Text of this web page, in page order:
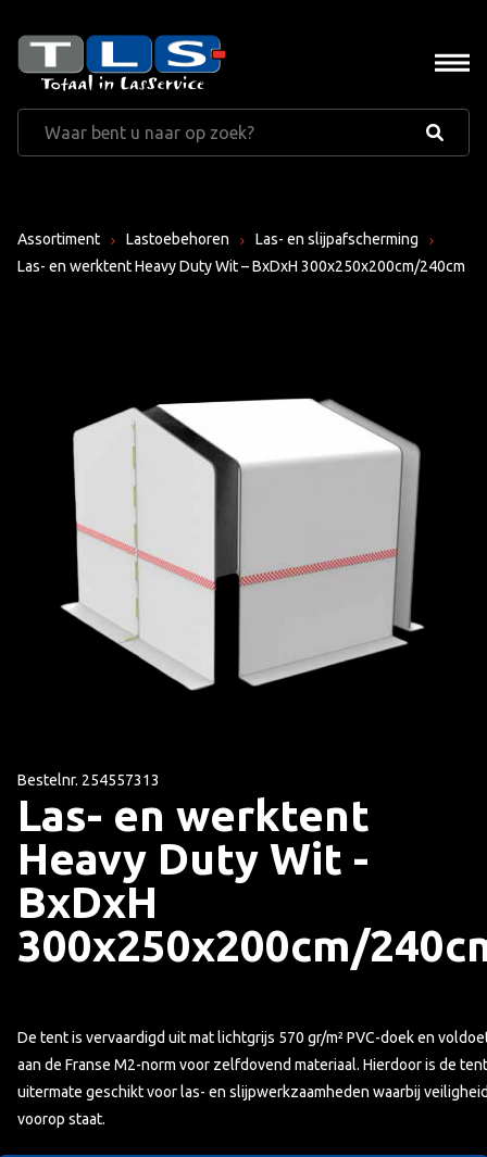
Assortiment Lastoebehoren
Las- en slijpafscherming
Las- en werktent Heavy Duty Wit – BxDxH 300x250x200cm/240cm
Bestelnr. 254557313
Las- en werktent
Heavy Duty Wit -
BxDxH
300x250x200cm/
De tent is vervaardigd uit mat lichtgrijs 570 gr/m² PVC-doek en
aan de Franse M2-norm voor zelfdovend materiaal. Hierdoor is de tent
uitermate geschikt voor las- en slijpwerkzaamheden waarbij
voorop staat.